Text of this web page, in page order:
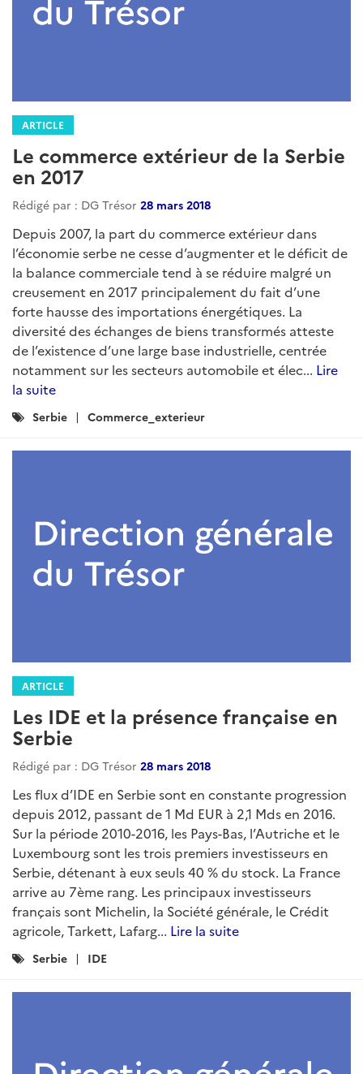
ARTICLE
Le commerce extérieur de la Serbie
en 2017
Rédigé par : DG Trésor 28 mars 2018
Depuis 2007, la part du commerce extérieur dans
l’économie serbe ne cesse d’augmenter et le déficit de
la balance commerciale tend à se réduire malgré un
creusement en 2017 principalement du fait d’une
forte hausse des importations énergétiques. La
diversité des échanges de biens transformés atteste
de l’existence d’une large base industrielle, centrée
notamment sur les secteurs automobile et élec... Lire
la suite
Catégories
Serbie Commerce_exterieur
ARTICLE
Les IDE et la présence française en
Serbie
Rédigé par : DG Trésor 28 mars 2018
Les flux d’IDE en Serbie sont en constante progression
depuis 2012, passant de 1 Md EUR à 2,1 Mds en 2016.
Sur la période 2010-2016, les Pays-Bas, l’Autriche et le
Luxembourg sont les trois premiers investisseurs en
Serbie, détenant à eux seuls 40 % du stock. La France
arrive au 7ème rang. Les principaux investisseurs
français sont Michelin, la Société générale, le Crédit
agricole, Tarkett, Lafarg... Lire la suite
Catégories
Serbie IDE